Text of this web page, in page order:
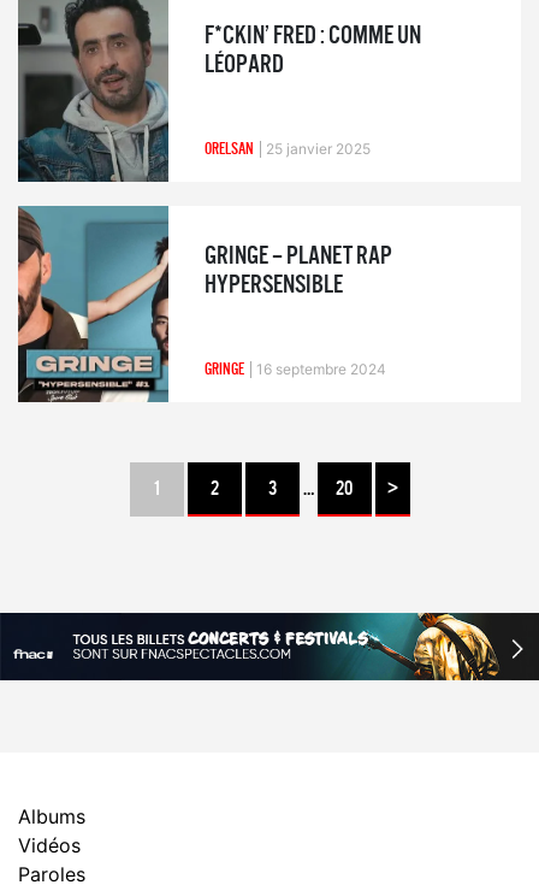
F*CKIN’ FRED : COMME UN
LÉOPARD
ORELSAN 25 janvier 2025
GRINGE – PLANET RAP
HYPERSENSIBLE
GRINGE 16 septembre 2024
1 2 3 … 20 >
Albums
Vidéos
Paroles